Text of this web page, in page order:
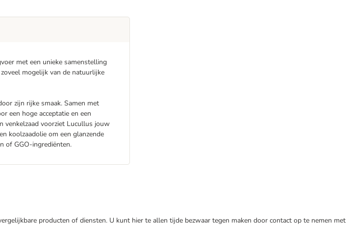
met een unieke samenstelling
mogelijk van de natuurlijke
zijn rijke smaak. Samen met
een hoge acceptatie en een
venkelzaad voorziet Lucullus jouw
koolzaadolie om een ​​glanzende
of GGO-ingrediënten.
producten of diensten. U kunt hier te allen tijde bezwaar tegen maken door contact op te nemen met